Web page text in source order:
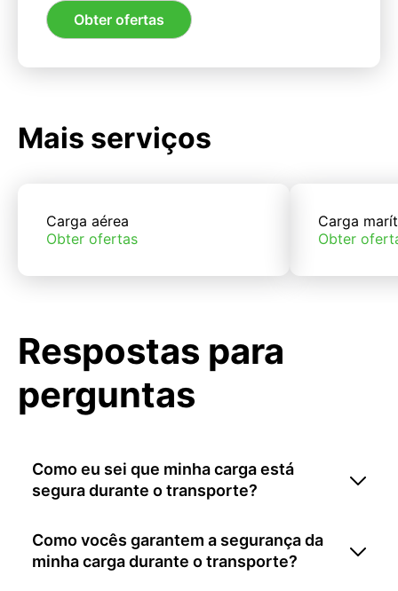
Obter ofertas
Mais serviços
Carga aérea
Obter ofertas
Carga
Obter
Respostas para
perguntas
Como eu sei que minha carga está
segura durante o transporte?
Como vocês garantem a segurança da
minha carga durante o transporte?